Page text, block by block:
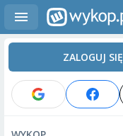
ZALOGUJ SIĘ